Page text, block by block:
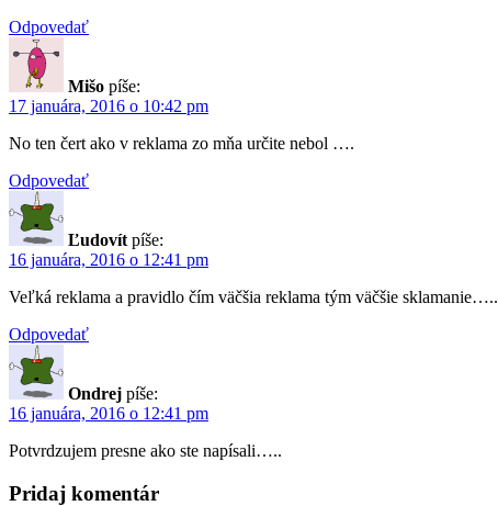
Odpovedať
Mišo píše:
17 januára, 2016 o 10:42 pm
No ten čert ako v reklama zo mňa určite nebol ….
Odpovedať
Ľudovít píše:
16 januára, 2016 o 12:41 pm
Veľká reklama a pravidlo čím väčšia reklama tým väčšie sklamanie…..
Odpovedať
Ondrej píše:
16 januára, 2016 o 12:41 pm
Potvrdzujem presne ako ste napísali…..
Pridaj komentár